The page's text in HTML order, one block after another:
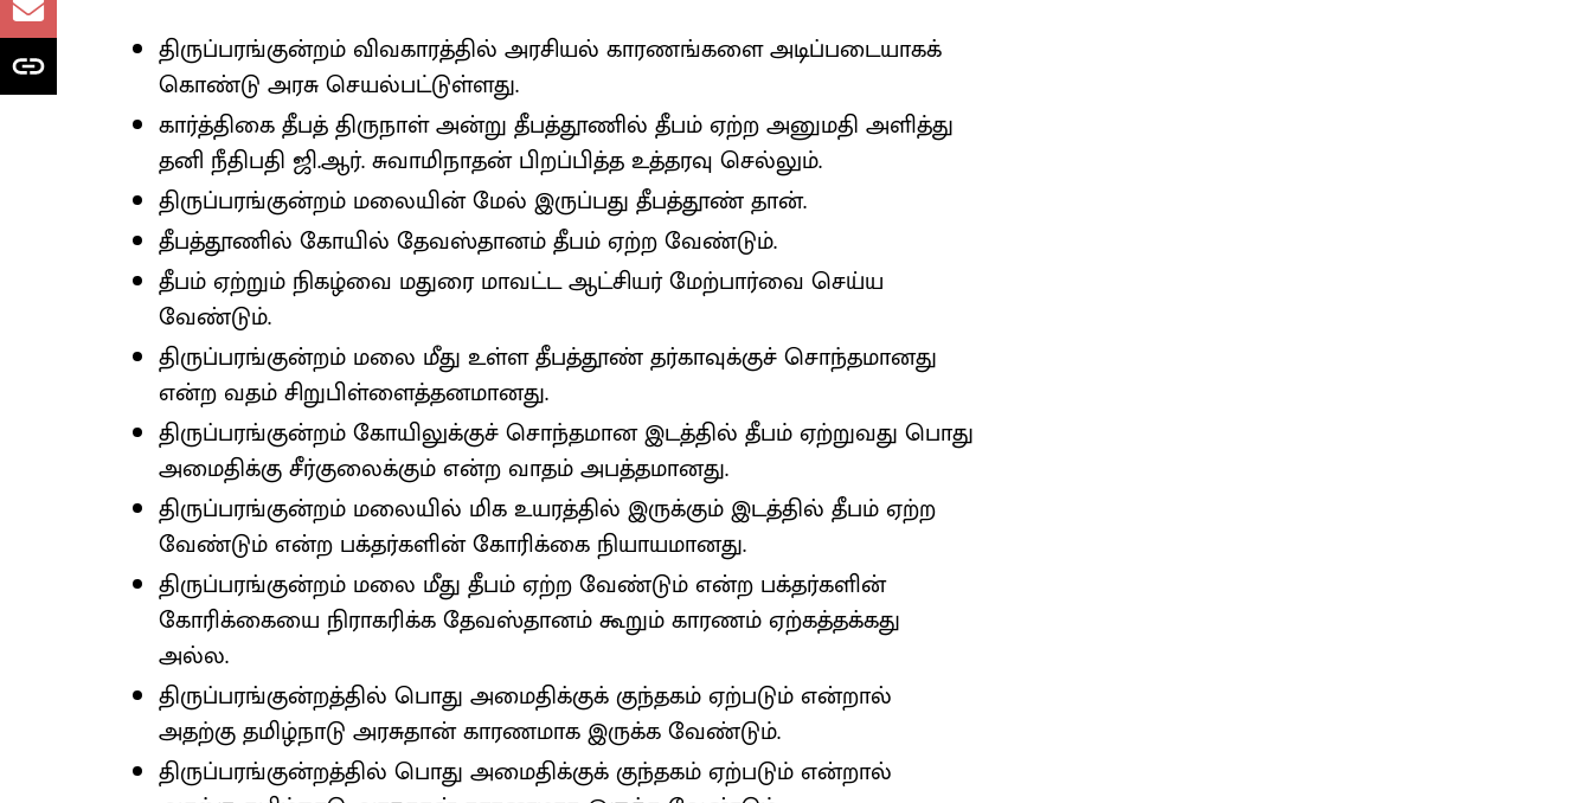
திருப்பரங்குன்றம் விவகாரத்தில் அரசியல் காரணங்களை அடிப்படையாகக்
கொண்டு அரசு செயல்பட்டுள்ளது.
கார்த்திகை தீபத் திருநாள் அன்று தீபத்தூணில் தீபம் ஏற்ற அனுமதி அளித்து
தனி நீதிபதி ஜி.ஆர். சுவாமிநாதன் பிறப்பித்த உத்தரவு செல்லும்.
திருப்பரங்குன்றம் மலையின் மேல் இருப்பது தீபத்தூண் தான்.
தீபத்தூணில் கோயில் தேவஸ்தானம் தீபம் ஏற்ற வேண்டும்.
தீபம் ஏற்றும் நிகழ்வை மதுரை மாவட்ட ஆட்சியர் மேற்பார்வை செய்ய
வேண்டும்.
திருப்பரங்குன்றம் மலை மீது உள்ள தீபத்தூண் தர்காவுக்குச் சொந்தமானது
என்ற வதம் சிறுபிள்ளைத்தனமானது.
திருப்பரங்குன்றம் கோயிலுக்குச் சொந்தமான இடத்தில் தீபம் ஏற்றுவது பொது
அமைதிக்கு சீர்குலைக்கும் என்ற வாதம் அபத்தமானது.
திருப்பரங்குன்றம் மலையில் மிக உயரத்தில் இருக்கும் இடத்தில் தீபம் ஏற்ற
வேண்டும் என்ற பக்தர்களின் கோரிக்கை நியாயமானது.
திருப்பரங்குன்றம் மலை மீது தீபம் ஏற்ற வேண்டும் என்ற பக்தர்களின்
கோரிக்கையை நிராகரிக்க தேவஸ்தானம் கூறும் காரணம் ஏற்கத்தக்கது
அல்ல.
திருப்பரங்குன்றத்தில் பொது அமைதிக்குக் குந்தகம் ஏற்படும் என்றால்
அதற்கு தமிழ்நாடு அரசுதான் காரணமாக இருக்க வேண்டும்.
திருப்பரங்குன்றத்தில் பொது அமைதிக்குக் குந்தகம் ஏற்படும் என்றால்